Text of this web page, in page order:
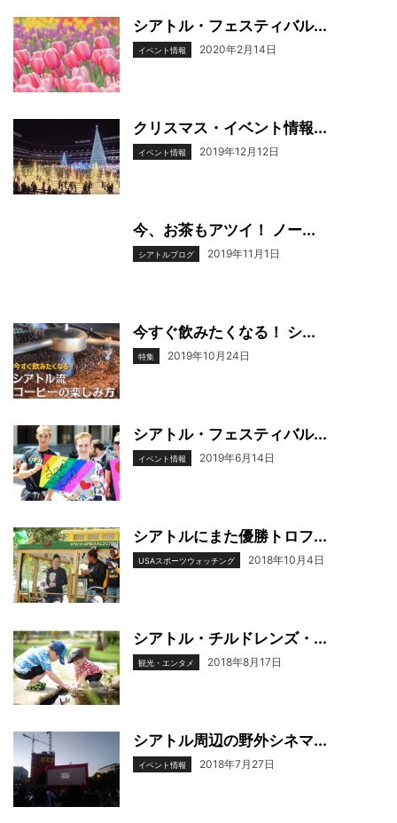
シアトル・フェスティバル...
イベント情報 2020年2月14日
クリスマス・イベント情報...
イベント情報 2019年12月12日
今、お茶もアツイ！ ノー...
シアトルブログ 2019年11月1日
今すぐ飲みたくなる！ シ...
特集 2019年10月24日
シアトル・フェスティバル...
イベント情報 2019年6月14日
シアトルにまた優勝トロフ...
USAスポーツウォッチング 2018年10月4日
シアトル・チルドレンズ・...
観光・エンタメ 2018年8月17日
シアトル周辺の野外シネマ...
イベント情報 2018年7月27日